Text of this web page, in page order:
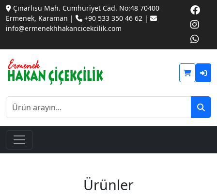
Çınarlısu Mah. Cumhuriyet Cad. No:48 70400
Ermenek, Karaman |
+90 533 350 46 62 |
info@ermenekhhakancicekcilik.com
Ürünler